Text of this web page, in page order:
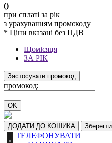
()
при сплаті за рік
з урахуванням промокоду
* Ціни вказані без ПДВ
Щомісяця
ЗА РІК
Застосувати промокод
промокод:
OK
ДОДАТИ ДО КОШИКА Зберегти
ТЕЛЕФОНУВАТИ